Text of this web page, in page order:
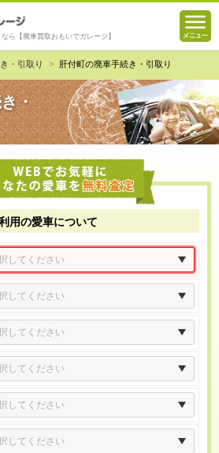
ら【廃車買取おもいでガレージ】
・引取り 肝付町の廃車手続き・引取り
・
用の愛車について